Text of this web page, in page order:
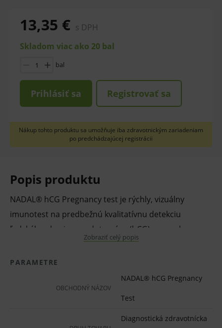
13,35 € s DPH
Skladom viac ako 20 bal
bal
Prihlásiť sa Registrovať sa
Nákup tohto produktu sa umožňuje iba zdravotnickým zariadeniam
po predchádzajúcej registrácii
Popis produktu
NADAL® hCG Pregnancy test je rýchly, vizuálny
imunotest na predbežnú kvalitatívnu detekciu
ľudského choriogonadotropínu (hCG) vo vzorke
ľudského moču alebo séra.Test slúži na detekciu
raného štádia tehotenstva a je určený iba na
Slúžiaci na detekciu hCG pri koncentrácii 10 mIU/ml v
Zobraziť celý popis
PARAMETRE
OBCHODNÝ NÁZOV
NADAL® hCG Pregnancy
Test
Diagnostická zdravotnícka